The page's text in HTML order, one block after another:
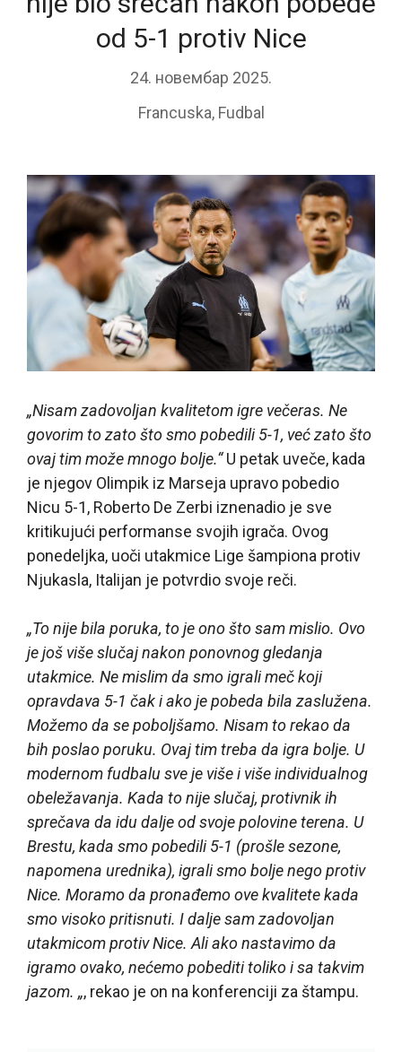
od 5-1 protiv Nice
24. новембар 2025.
Francuska, Fudbal
„Nisam zadovoljan kvalitetom igre večeras. Ne
govorim to zato što smo pobedili 5-1, već zato što
ovaj tim može mnogo bolje.“U petak uveče, kada
je njegov Olimpik iz Marseja upravo pobedio
Nicu 5-1, Roberto De Zerbi iznenadio je sve
kritikujući performanse svojih igrača. Ovog
ponedeljka, uoči utakmice Lige šampiona protiv
Njukasla, Italijan je potvrdio svoje reči.
„To nije bila poruka, to je ono što sam mislio. Ovo
je još više slučaj nakon ponovnog gledanja
utakmice. Ne mislim da smo igrali meč koji
opravdava 5-1 čak i ako je pobeda bila zaslužena.
Možemo da se poboljšamo. Nisam to rekao da
bih poslao poruku. Ovaj tim treba da igra bolje. U
modernom fudbalu sve je više i više individualnog
obeležavanja. Kada to nije slučaj, protivnik ih
sprečava da idu dalje od svoje polovine terena. U
Brestu, kada smo pobedili 5-1 (prošle sezone,
napomena urednika), igrali smo bolje nego protiv
Nice. Moramo da pronađemo ove kvalitete kada
smo visoko pritisnuti. I dalje sam zadovoljan
utakmicom protiv Nice. Ali ako nastavimo da
igramo ovako, nećemo pobediti toliko i sa takvim
jazom. „, rekao je on na konferenciji za štampu.